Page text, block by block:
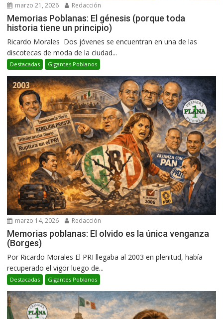
marzo 21, 2026 Redacción
Memorias Poblanas: El génesis (porque toda
historia tiene un principio)
Ricardo Morales Dos jóvenes se encuentran en una de las
discotecas de moda de la ciudad...
Destacadas Gigantes Poblanos
marzo 14, 2026 Redacción
Memorias poblanas: El olvido es la única venganza
(Borges)
Por Ricardo Morales El PRI llegaba al 2003 en plenitud, había
recuperado el vigor luego de...
Destacadas Gigantes Poblanos